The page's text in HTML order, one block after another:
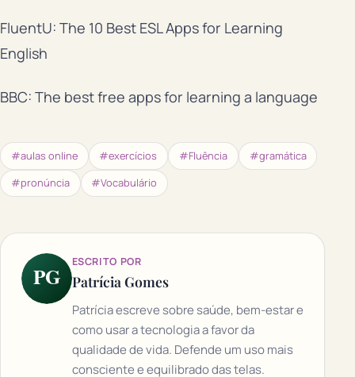
FluentU: The 10 Best ESL Apps for Learning
English
BBC: The best free apps for learning a language
#aulas online #exercícios #Fluência
#gramática
#pronúncia
#Vocabulário
PG
ESCRITO POR
Patrícia Gomes
Patrícia escreve sobre saúde, bem-estar e
como usar a tecnologia a favor da
qualidade de vida. Defende um uso mais
consciente e equilibrado das telas.